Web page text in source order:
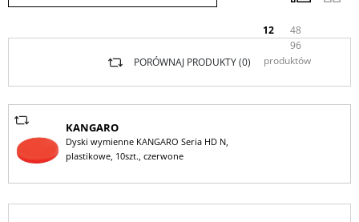
12
48
96
produktów
PORÓWNAJ PRODUKTY (0)
KANGARO
Dyski wymienne KANGARO Seria HD N,
plastikowe, 10szt., czerwone